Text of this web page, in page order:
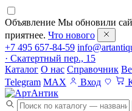
Объявление Мы обновили
приятнее. Что нового
+7 495 657-84-59
· Скатертный пер., 15
Каталог О нас Справочник
Telegram MAX Вход